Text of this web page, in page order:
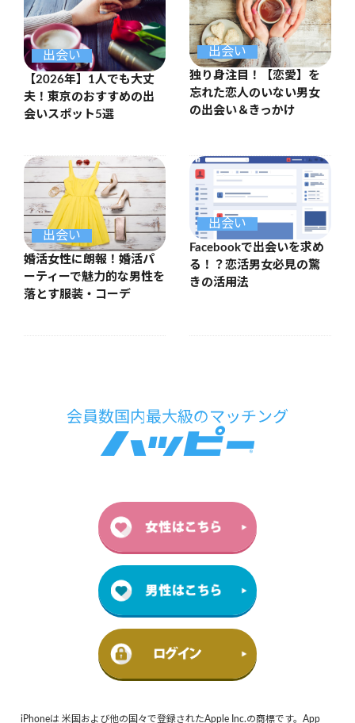
出会い
【2026年】1人でも大丈
夫！東京のおすすめの出
会いスポット5選
出会い
独り身注目！【恋愛】を
忘れた恋人のいない男女
の出会い＆きっかけ
出会い
婚活女性に朗報！婚活パ
ーティーで魅力的な男性を
落とす服装・コーデ
出会い
Facebookで出会いを求め
る！？恋活男女必見の驚
きの活用法
iPhoneは 米国および他の国々で登録されたApple Inc.の商標です。App